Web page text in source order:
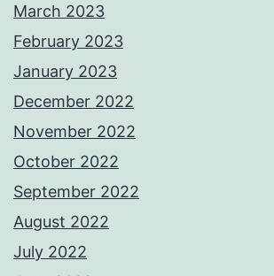
March 2023
February 2023
January 2023
December 2022
November 2022
October 2022
September 2022
August 2022
July 2022